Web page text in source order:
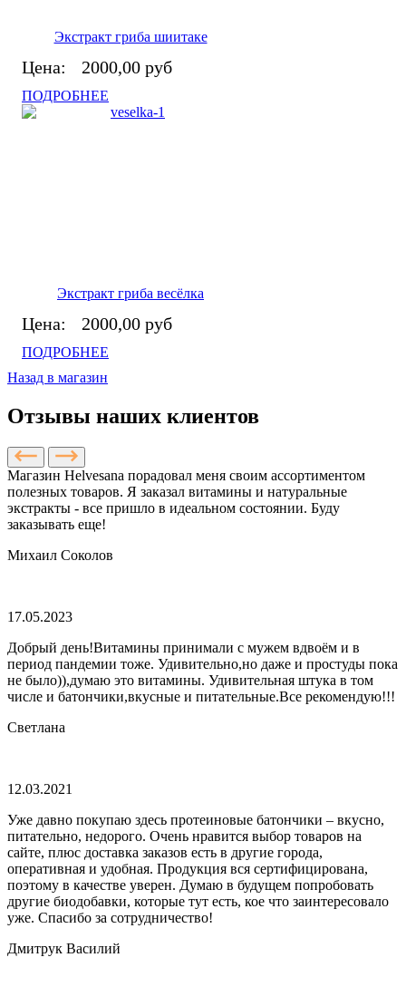
Экстракт гриба шиитаке
Цена: 2000,00 руб
ПОДРОБНЕЕ
Экстракт гриба весёлка
Цена: 2000,00 руб
ПОДРОБНЕЕ
Назад в магазин
Отзывы наших клиентов
Магазин Helvesana порадовал меня своим ассортиментом
полезных товаров. Я заказал витамины и натуральные
экстракты - все пришло в идеальном состоянии. Буду
заказывать еще!
Михаил Соколов
17.05.2023
Добрый день!Витамины принимали с мужем вдвоём и в
период пандемии тоже. Удивительно,но даже и простуды пока
не было)),думаю это витамины. Удивительная штука в том
числе и батончики,вкусные и питательные.Все рекомендую!!!
Светлана
12.03.2021
Уже давно покупаю здесь протеиновые батончики – вкусно,
питательно, недорого. Очень нравится выбор товаров на
сайте, плюс доставка заказов есть в другие города,
оперативная и удобная. Продукция вся сертифицирована,
поэтому в качестве уверен. Думаю в будущем попробовать
другие биодобавки, которые тут есть, кое что заинтересовало
уже. Спасибо за сотрудничество!
Дмитрук Василий